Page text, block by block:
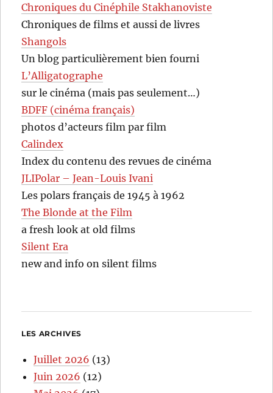
Chroniques du Cinéphile Stakhanoviste
Chroniques de films et aussi de livres
Shangols
Un blog particulièrement bien fourni
L’Alligatographe
sur le cinéma (mais pas seulement…)
BDFF (cinéma français)
photos d’acteurs film par film
Calindex
Index du contenu des revues de cinéma
JLIPolar – Jean-Louis Ivani
Les polars français de 1945 à 1962
The Blonde at the Film
a fresh look at old films
Silent Era
new and info on silent films
LES ARCHIVES
Juillet 2026 (13)
Juin 2026 (12)